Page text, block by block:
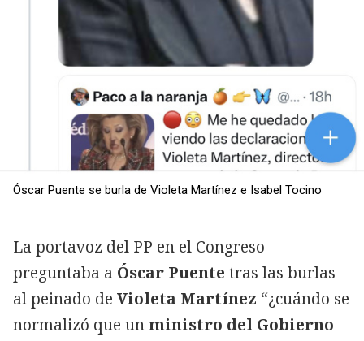
Óscar Puente se burla de Violeta Martínez e Isabel Tocino
La portavoz del PP en el Congreso
preguntaba a Óscar Puente tras las burlas
al peinado de Violeta Martínez “¿cuándo se
normalizó que un ministro del Gobierno